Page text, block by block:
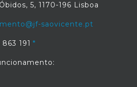
5, 1170-196 Lisboa
saovicente.pt
191